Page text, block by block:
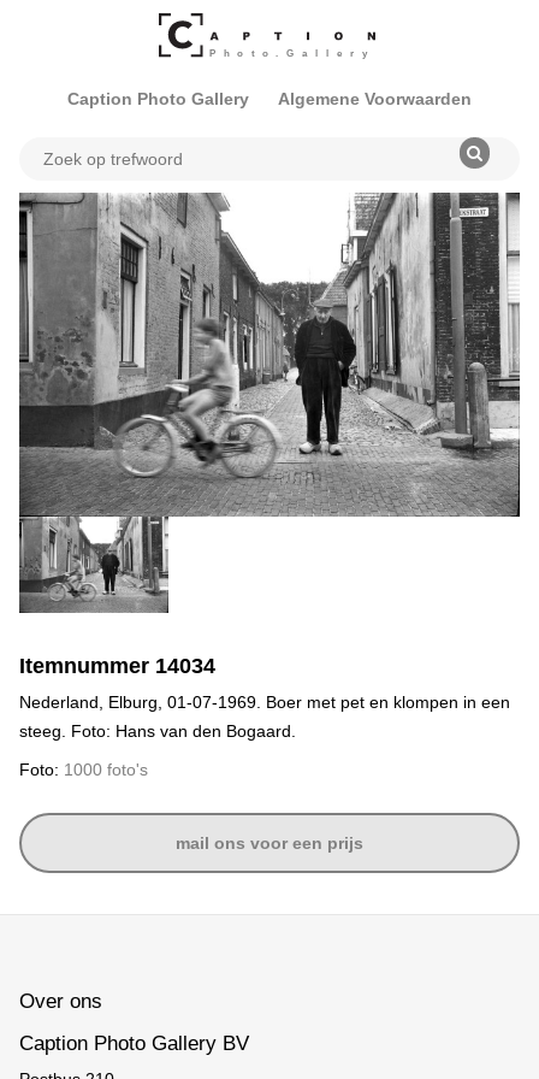
Caption Photo Gallery Algemene Voorwaarden
Itemnummer 14034
Nederland, Elburg, 01-07-1969. Boer met pet en klompen in een
steeg. Foto: Hans van den Bogaard.
Foto: 1000 foto's
mail ons voor een prijs
Over ons
Caption Photo Gallery BV